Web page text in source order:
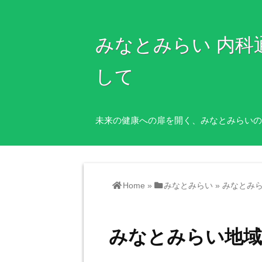
みなとみらい 内科
して
未来の健康への扉を開く、みなとみらい
Home » みなとみらい » みなとみ
みなとみらい地